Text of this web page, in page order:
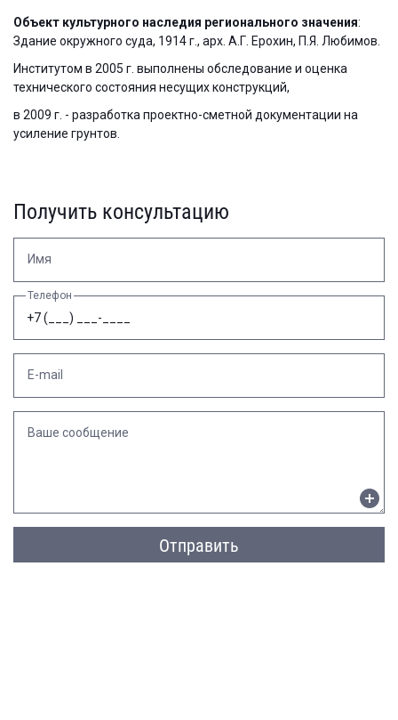
Объект культурного наследия регионального значения:
Здание окружного суда, 1914 г., арх. А.Г. Ерохин, П.Я. Любимов.
Институтом в 2005 г. выполнены обследование и оценка
технического состояния несущих конструкций,
в 2009 г. - разработка проектно-сметной документации на
усиление грунтов.
Получить консультацию
Имя
Телефон
E-mail
Ваше сообщение
Отправить